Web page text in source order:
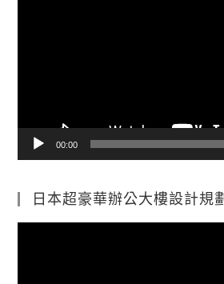
00:00
日本超豪華辦公大樓設計規